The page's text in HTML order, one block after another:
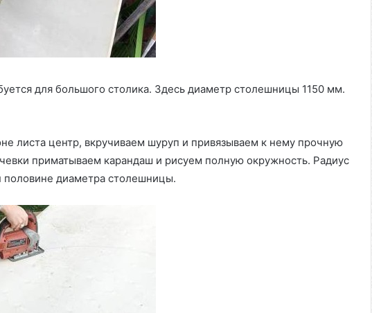
для большого столика. Здесь диаметр столешницы 1150 мм.
листа центр, вкручиваем шуруп и привязываем к нему прочную
приматываем карандаш и рисуем полную окружность. Радиус
половине диаметра столешницы.